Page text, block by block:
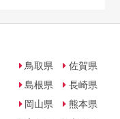
鳥取県
島根県
岡山県
佐賀県
長崎県
熊本県